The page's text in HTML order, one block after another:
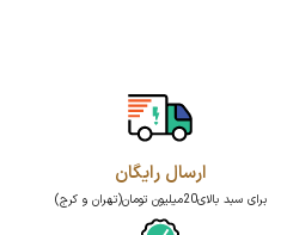
ارسال رایگان
برای سبد بالای20میلیون تومان(تهران و کرج)